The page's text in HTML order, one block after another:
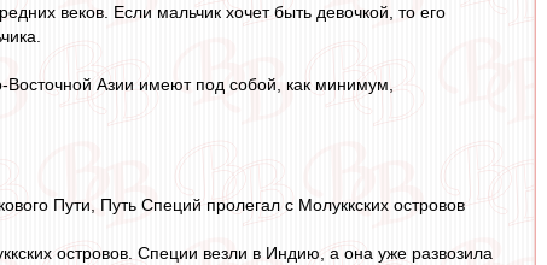
веков. Если мальчик хочет быть девочкой, то его
Азии имеют под собой, как минимум,
Пути, Путь Специй пролегал с Молуккских островов
островов. Специи везли в Индию, а она уже развозила